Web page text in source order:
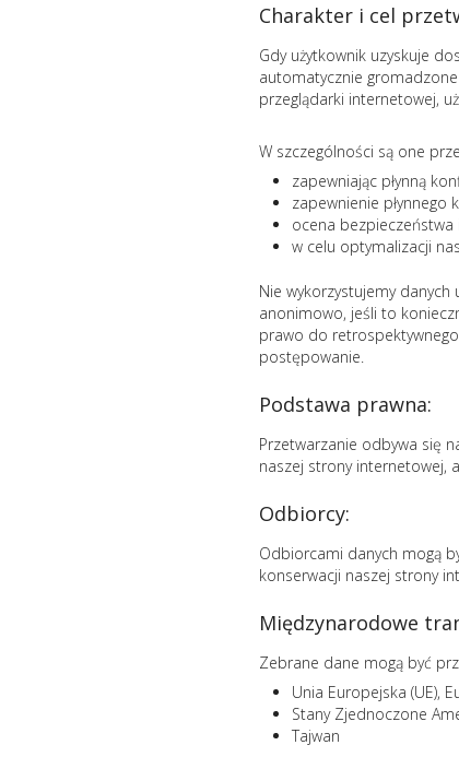
Charakter i cel
Gdy użytkownik uzyskuje
automatycznie
przeglądarki internetowej,
W szczególności są one
zapewniając płynną
zapewnienie płynnego
ocena
w celu optymalizacji
Nie wykorzystujemy
anonimowo, jeśli to
prawo do
postępowanie.
Podstawa prawna:
Przetwarzanie odbywa się
naszej strony internetowej,
Odbiorcy:
Odbiorcami danych mogą
konserwacji naszej strony
Międzynarodowe
Zebrane dane mogą być
Unia Europejska (UE),
Stany Zjednoczone
Tajwan